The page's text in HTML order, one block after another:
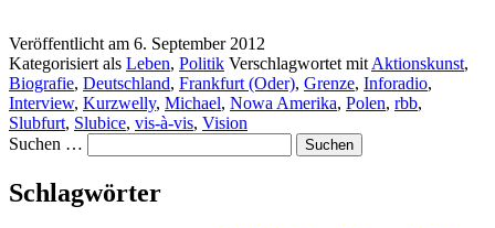
Veröffentlicht am 6. September 2012
Kategorisiert als Leben, Politik Verschlagwortet mit Aktionskunst,
Biografie, Deutschland, Frankfurt (Oder), Grenze, Inforadio,
Interview, Kurzwelly, Michael, Nowa Amerika, Polen, rbb,
Slubfurt, Slubice, vis-à-vis, Vision
Suchen …
Schlagwörter